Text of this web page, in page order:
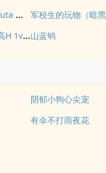
九尾白狐是我前世妻（futa 百合）
军校生的玩物（暗
禁止吸血鬼发情（姐狗高H 1v1）山蓝鸲
阴郁小狗心尖宠
有伞不打雨夜花